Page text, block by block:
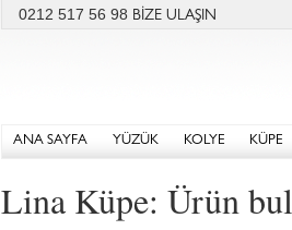
0212 517 56 98 BİZE ULAŞIN
ANA SAYFA YÜZÜK KOLYE KÜPE
Lina Küpe: Ürün